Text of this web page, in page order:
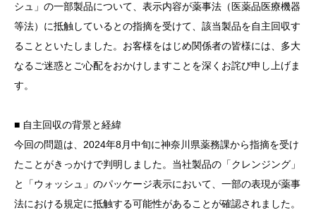
シュ」の一部製品について、表示内容が薬事法（医薬品医療機器
等法）に抵触しているとの指摘を受けて、該当製品を自主回収す
ることといたしました。お客様をはじめ関係者の皆様には、多大
なるご迷惑とご心配をおかけしますことを深くお詫び申し上げま
す。
■ 自主回収の背景と経緯
今回の問題は、2024年8月中旬に神奈川県薬務課から指摘を受け
たことがきっかけで判明しました。当社製品の「クレンジング」
と「ウォッシュ」のパッケージ表示において、一部の表現が薬事
法における規定に抵触する可能性があることが確認されました。